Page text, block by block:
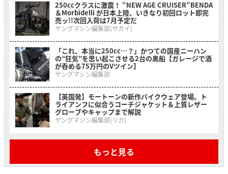
250ccクラスに激震！ “NEW AGE CRUISER”BENDA
＆Morbidelli が日本上陸、いきなり初回ロット即完
売ッ!!次回入荷は7月予定だ
ヤングマシン編集部(サカイ)
「これ、本当に250cc…？」かつての国産ニーハン
の“狂気”を思い起こさせる2台の黒船【ガレージで酒
が呑める75万円のVツイン】
ヤングマシン編集部
【英国発】モートーンの新作バイクウェア登場。ト
ライアンフに似合うコーチジャケット＆上質レザー
グローブやキャップまで解説
ヤングマシン編集部(リカ)
もっと見る